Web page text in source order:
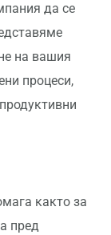
да се
на вашия
процеси,
както за
пред